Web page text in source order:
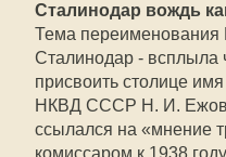
Сталинодар вождь
Тема переименования
Сталинодар - всплыла
присвоить столице
НКВД СССР Н. И.
ссылался на «мнение
комиссаром к 1938